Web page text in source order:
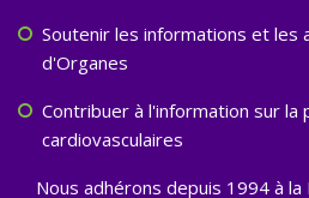
Soutenir les informations et les
d'Organes
Contribuer à l'information sur la
cardiovasculaires
Nous adhérons depuis 1994 à